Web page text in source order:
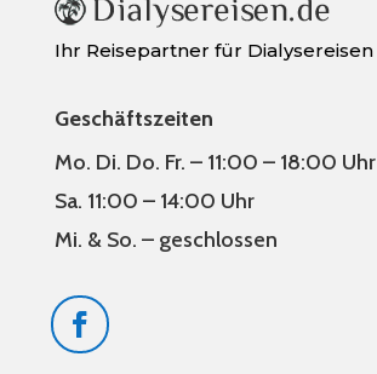
Ihr Reisepartner für Dialysereisen
Geschäftszeiten
Mo. Di. Do. Fr. – 11:00 – 18:00 Uhr
Sa. 11:00 – 14:00 Uhr
Mi. & So. – geschlossen